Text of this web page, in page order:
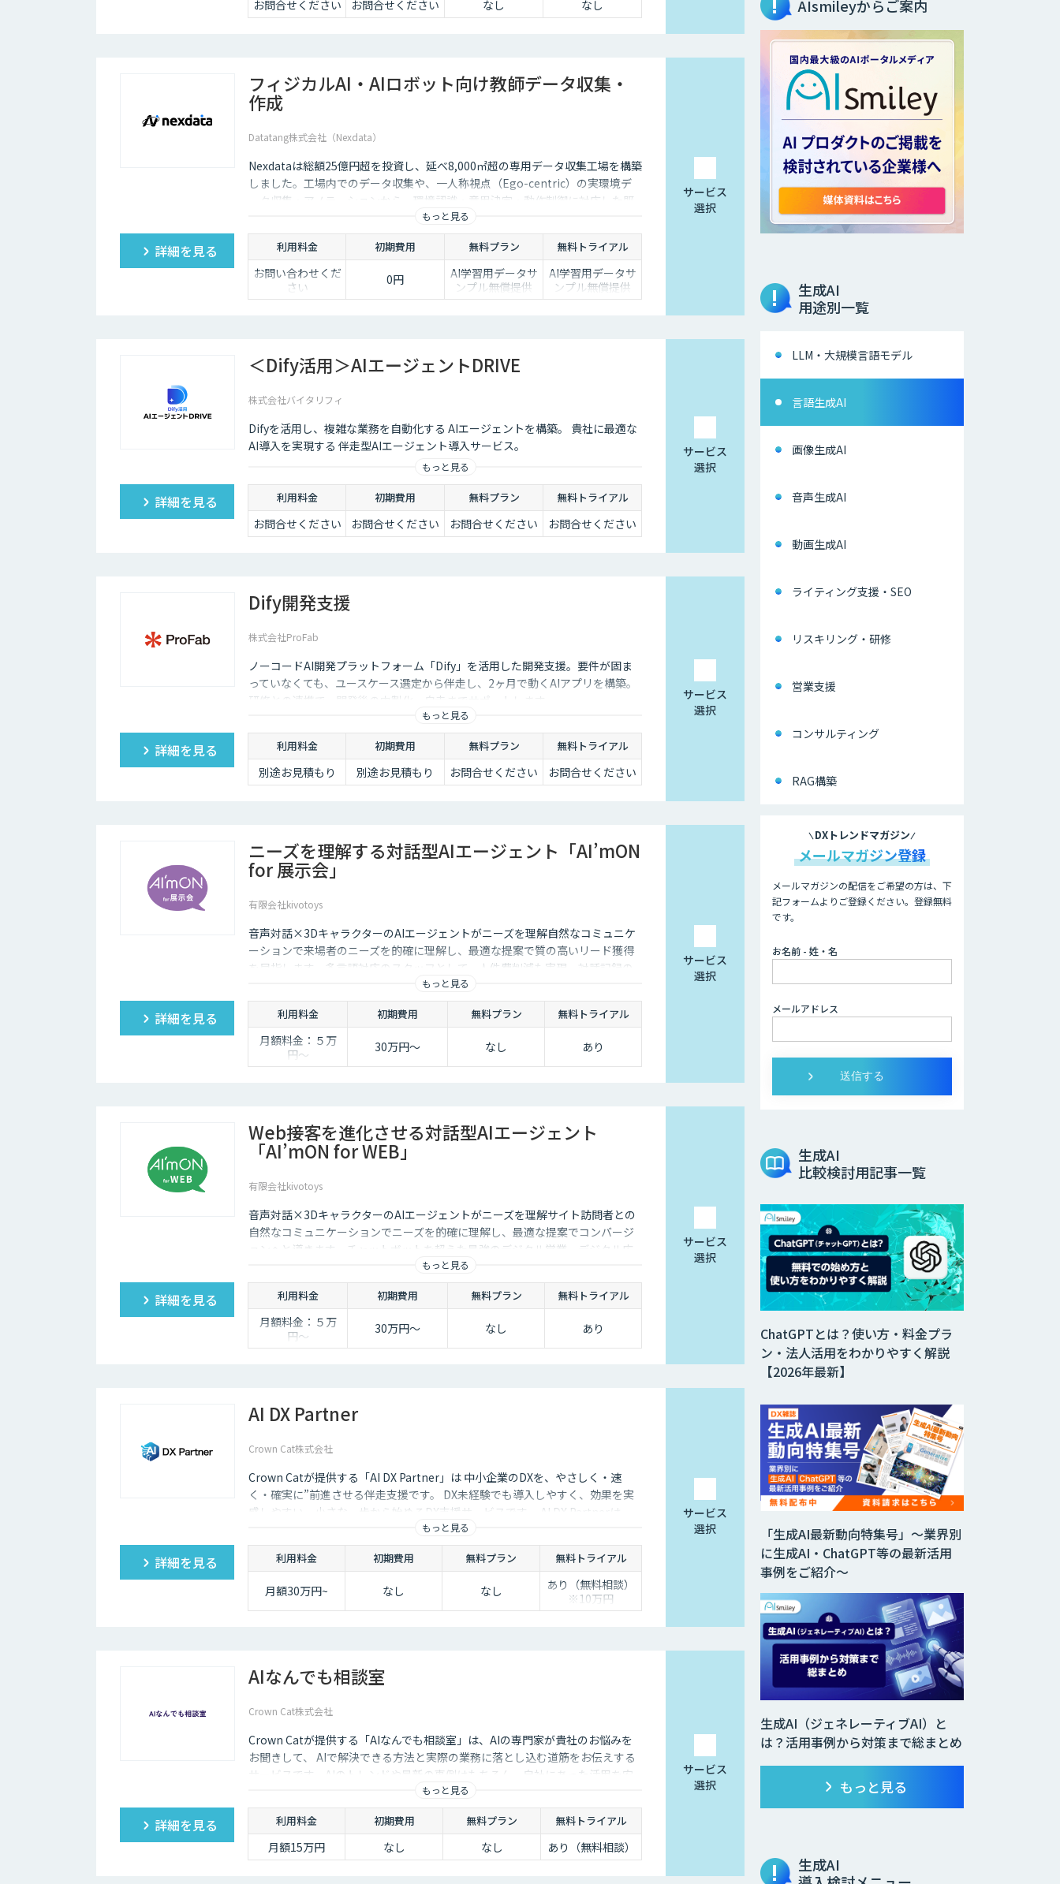
お問合せください お問合せください なし なし
フィジカルAI・AIロボット向け教師データ収集・
作成
Datatang株式会社（Nexdata）
Nexdataは総額25億円超を投資し、延べ8,000㎡超の専用データ収集工場を構築
しました。工場内でのデータ収集や、一人称視点（Ego-centric）の実環境デ
ータ収集・アノテーションから、環境認識・意思決定・動作制御に対応した既
製データセットまで、フィジカルAI開発を加速させる包括的なデータソリュー
ションを提供いたします。
もっと見る
詳細を見る 利用料金 初期費用 無料プラン 無料トライアル
お問い合わせくだ
さい
0円
AI学習用データサ
ンプル無償提供
AI学習用データサ
ンプル無償提供
サービス
選択
＜Dify活用＞AIエージェントDRIVE
株式会社バイタリフィ
Difyを活用し、複雑な業務を自動化する AIエージェントを構築。 貴社に最適な
AI導入を実現する 伴走型AIエージェント導入サービス。
もっと見る
詳細を見る 利用料金 初期費用 無料プラン 無料トライアル
お問合せください お問合せください お問合せください お問合せください
サービス
選択
Dify開発支援
株式会社ProFab
ノーコードAI開発プラットフォーム「Dify」を活用した開発支援。要件が固ま
っていなくても、ユースケース選定から伴走し、2ヶ月で動くAIアプリを構築。
研修との連携で、開発後の内製化・自走までサポートします。
もっと見る
詳細を見る 利用料金 初期費用 無料プラン 無料トライアル
別途お見積もり 別途お見積もり お問合せください お問合せください
サービス
選択
ニーズを理解する対話型AIエージェント「AI’mON
for 展示会」
有限会社kivotoys
音声対話×3DキャラクターのAIエージェントがニーズを理解自然なコミュニケ
ーションで来場者のニーズを的確に理解し、最適な提案で質の高いリード獲得
を目指します。多言語対応のスタッフとして、人件費削減も実現。対話記録の
取得・分析で展示会後の追客も確実な成果へ。
もっと見る
詳細を見る 利用料金 初期費用 無料プラン 無料トライアル
月額料金：５万
円〜
30万円〜 なし あり
サービス
選択
Web接客を進化させる対話型AIエージェント
「AI’mON for WEB」
有限会社kivotoys
音声対話×3DキャラクターのAIエージェントがニーズを理解サイト訪問者との
自然なコミュニケーションでニーズを的確に理解し、最適な提案でコンバージ
ョンへと導きます。チャットボットを超えた最強のデジタル営業、デジタル広
もっと見る
詳細を見る 利用料金 初期費用 無料プラン 無料トライアル
月額料金：５万
円〜
30万円〜 なし あり
サービス
選択
AI DX Partner
Crown Cat株式会社
Crown Catが提供する「AI DX Partner」は 中小企業のDXを、やさしく・速
く・確実に”前進させる伴走支援です。 DX未経験でも導入しやすく、効果を実
感しやすい、小さな一歩から始めるDX支援サービスです。 AI DX Partnerは、
大手企業のDX支援で培ったノウハウをベースに、 地方・中小企業のための“現
実的なDX”を設計・実装・運用まで一貫して支援いたします。 私たちは、コン
サル×開発×AIの力で、現場に寄り添った 『ちょうどいいDX』を実現します。
もっと見る
詳細を見る 利用料金 初期費用 無料プラン 無料トライアル
月額30万円~ なし なし
あり（無料相談）
※10万円
サービス
選択
AIなんでも相談室
Crown Cat株式会社
Crown Catが提供する「AIなんでも相談室」は、AIの専門家が貴社のお悩みを
お聞きして、 AIで解決できる方法と実際の業務に落とし込む道筋をお伝えする
サービスです。AIのトレンドや最新の事例はもちろん、自社にあった活用を安
価にクイックに知ることができます。もっと見る
詳細を見る 利用料金 初期費用 無料プラン 無料トライアル
月額15万円 なし なし あり（無料相談）
サービス
選択
AIsmileyからご案内
生成AI
用途別一覧
LLM・大規模言語モデル
言語生成AI
画像生成AI
音声生成AI
動画生成AI
ライティング支援・SEO
リスキリング・研修
営業支援
コンサルティング
RAG構築
DXトレンドマガジン
メールマガジン登録
メールマガジンの配信をご希望の方は、下
記フォームよりご登録ください。登録無料
です。
お名前 - 姓・名
メールアドレス
生成AI
比較検討用記事一覧
生成AI（ジェネレーティブAI）と
は？活用事例から対策まで総まとめ
ChatGPTとは？使い方・料金プラ
ン・法人活用をわかりやすく解説
【2026年最新】
「生成AI最新動向特集号」～業界別
に生成AI・ChatGPT等の最新活用
事例をご紹介～
もっと見る
生成AI